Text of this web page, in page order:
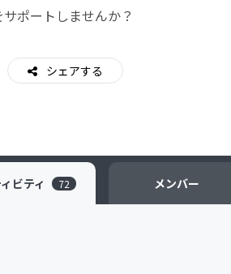
コミュニティ 新着のコミュニティ
舞台・パフォーマンス
ビューティー・ヘルスケア
ポートしませんか？
シェアする
ビティ 72 メンバー